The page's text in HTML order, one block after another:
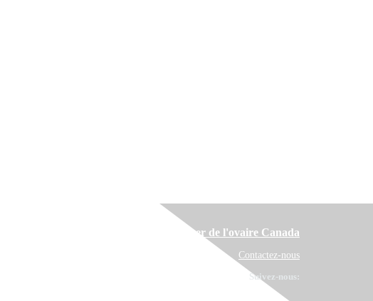
Cancer de l'ovaire Canada
Contactez-nous
Suivez-nous: